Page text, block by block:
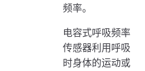
频率。
电容式呼吸频率
传感器利用呼吸
时身体的运动或